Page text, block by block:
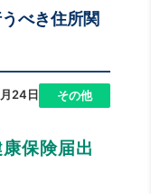
べき住所関
24日 その他
保険届出